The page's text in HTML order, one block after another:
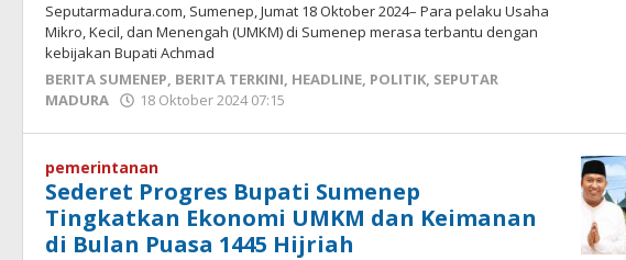
Seputarmadura.com, Sumenep, Jumat 18 Oktober 2024– Para pelaku Usaha
Mikro, Kecil, dan Menengah (UMKM) di Sumenep merasa terbantu dengan
kebijakan Bupati Achmad
BERITA SUMENEP, BERITA TERKINI, HEADLINE, POLITIK, SEPUTAR
MADURA
18 Oktober 2024 07:15
pemerintanan
Sederet Progres Bupati Sumenep
Tingkatkan Ekonomi UMKM dan Keimanan
di Bulan Puasa 1445 Hijriah